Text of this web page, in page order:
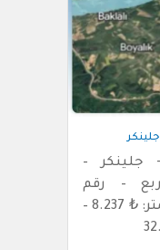
جلينكر –
متر مربع – رقم
القطعة: 120/42 – سعر المتر: ₺ 8.237 –